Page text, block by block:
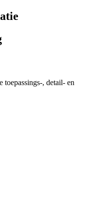
toepassings-, detail- en